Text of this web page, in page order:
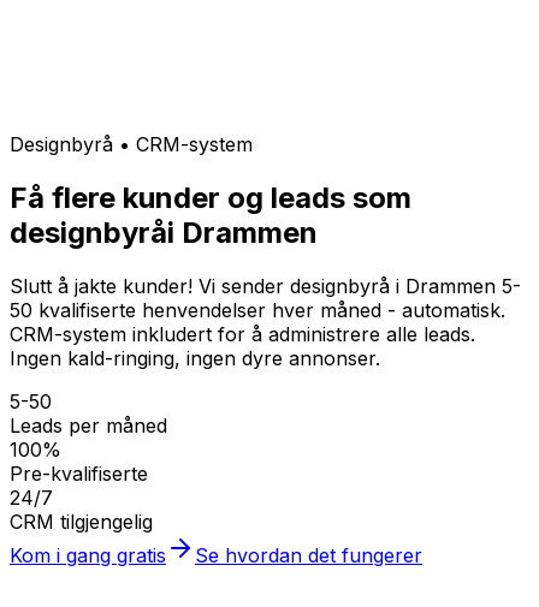
Designbyrå • CRM-system
Få flere kunder og leads som
designbyråi Drammen
Slutt å jakte kunder! Vi sender designbyrå i Drammen 5-
50 kvalifiserte henvendelser hver måned - automatisk.
CRM-system inkludert for å administrere alle leads.
Ingen kald-ringing, ingen dyre annonser.
5-50
Leads per måned
100%
Pre-kvalifiserte
24/7
CRM tilgjengelig
Kom i gang gratis
Se hvordan det fungerer